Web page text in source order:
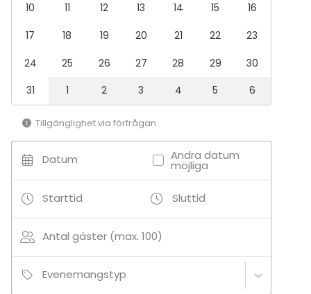
10
11 12 13 14 15
16
17
18 19 20 21 22
23
24
25 26 27 28 29
30
31
1 2 3 4 5 6
Tillgänglighet via förfrågan
Datum Andra datum
möjliga
Starttid Sluttid
Antal gäster (max. 100)
Evenemangstyp